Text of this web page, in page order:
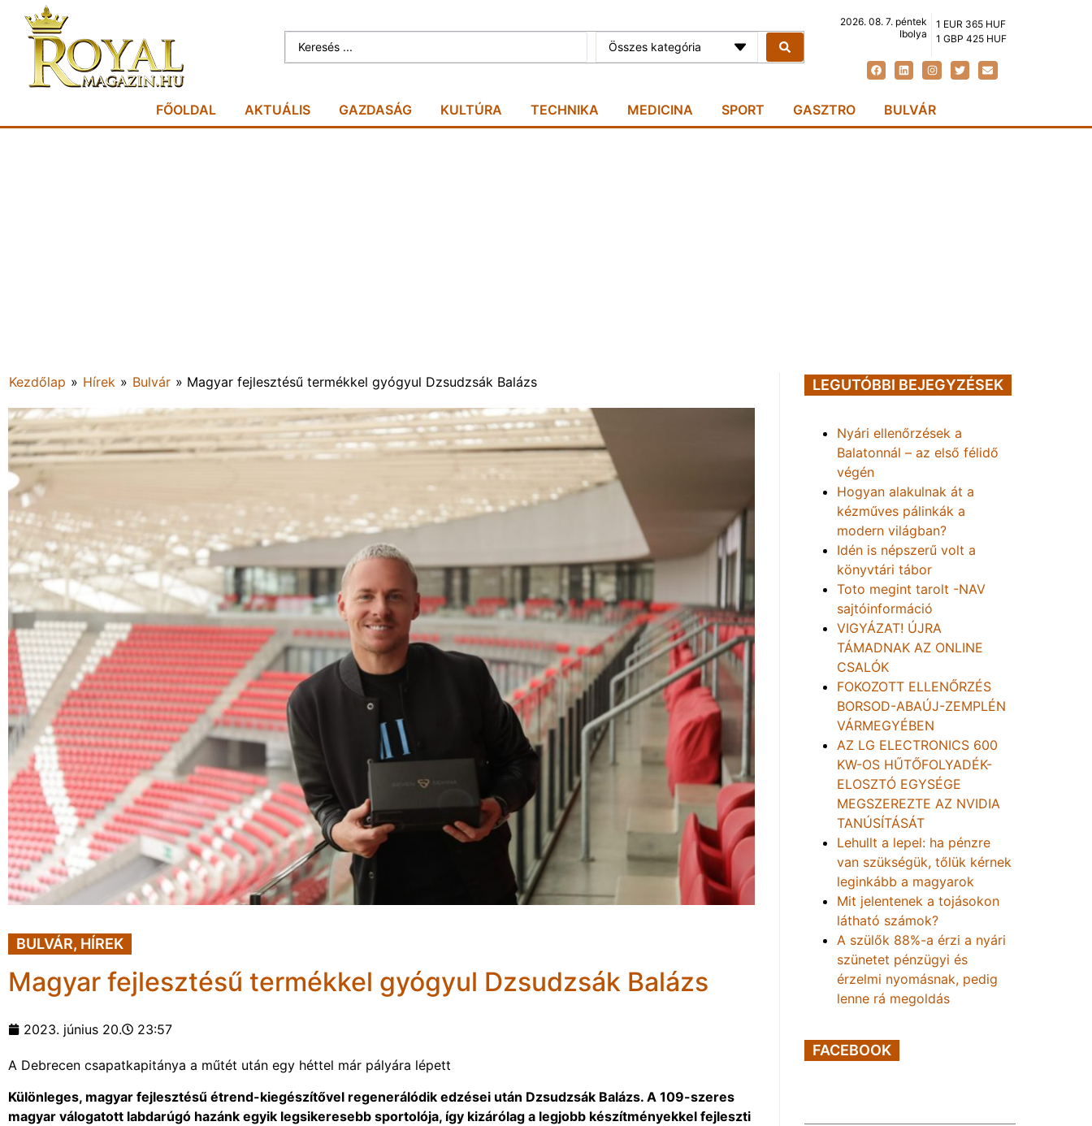
Összes kategória
2026. 08. 7. péntek
Ibolya
1 EUR 365 HUF
1 GBP 425 HUF
FŐOLDAL AKTUÁLIS GAZDASÁG KULTÚRA TECHNIKA MEDICINA SPORT GASZTRO BULVÁR
Kezdőlap » Hírek » Bulvár » Magyar fejlesztésű termékkel gyógyul Dzsudzsák Balázs
BULVÁR, HÍREK
Magyar fejlesztésű termékkel gyógyul Dzsudzsák Balázs
2023. június 20. 23:57
A Debrecen csapatkapitánya a műtét után egy héttel már pályára lépett
Különleges, magyar fejlesztésű étrend-kiegészítővel regenerálódik edzései után Dzsudzsák Balázs. A 109-szeres
magyar válogatott labdarúgó hazánk egyik legsikeresebb sportolója, így kizárólag a legjobb készítményekkel fejleszti
LEGUTÓBBI BEJEGYZÉSEK
Nyári ellenőrzések a
Balatonnál – az első félidő
végén
Hogyan alakulnak át a
kézműves pálinkák a
modern világban?
Idén is népszerű volt a
könyvtári tábor
Toto megint tarolt -NAV
sajtóinformáció
VIGYÁZAT! ÚJRA
TÁMADNAK AZ ONLINE
CSALÓK
FOKOZOTT ELLENŐRZÉS
BORSOD-ABAÚJ-ZEMPLÉN
VÁRMEGYÉBEN
AZ LG ELECTRONICS 600
KW-OS HŰTŐFOLYADÉK-
ELOSZTÓ EGYSÉGE
MEGSZEREZTE AZ NVIDIA
TANÚSÍTÁSÁT
Lehullt a lepel: ha pénzre
van szükségük, tőlük kérnek
leginkább a magyarok
Mit jelentenek a tojásokon
látható számok?
A szülők 88%-a érzi a nyári
szünetet pénzügyi és
érzelmi nyomásnak, pedig
lenne rá megoldás
FACEBOOK